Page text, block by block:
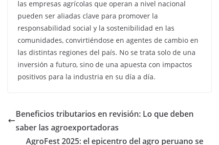
las empresas agrícolas que operan a nivel nacional
pueden ser aliadas clave para promover la
responsabilidad social y la sostenibilidad en las
comunidades, convirtiéndose en agentes de cambio en
las distintas regiones del país. No se trata solo de una
inversión a futuro, sino de una apuesta con impactos
positivos para la industria en su día a día.
Beneficios tributarios en revisión: Lo que deben
saber las agroexportadoras
AgroFest 2025: el epicentro del agro peruano se